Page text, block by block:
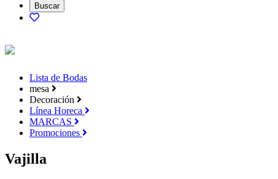
Lista de Bodas
mesa
Decoración
Línea Horeca
MARCAS
Promociones
Vajilla